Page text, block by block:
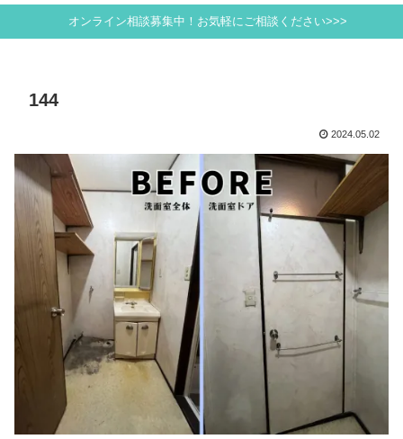
オンライン相談募集中！お気軽にご相談ください>>>
144
2024.05.02